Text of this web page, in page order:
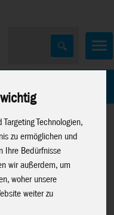
Technologien,
zu ermöglichen und
Ihre Bedürfnisse
wir außerdem, um
woher unsere
weiter zu
Griffe/Winder/Spulen